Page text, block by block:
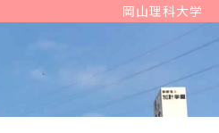
岡山理科大学